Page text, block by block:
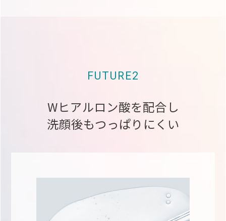
FUTURE2
Wヒアルロン酸を配合し
洗顔後もつっぱりにくい